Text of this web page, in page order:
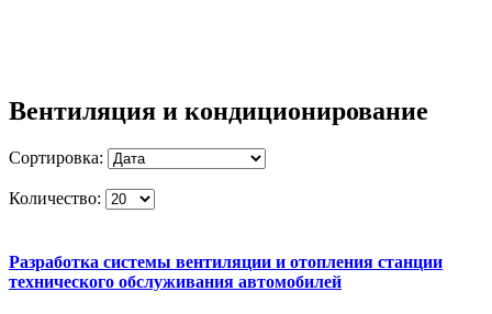
Вентиляция и кондиционирование
Сортировка:
Количество:
Разработка системы вентиляции и отопления станции
технического обслуживания автомобилей